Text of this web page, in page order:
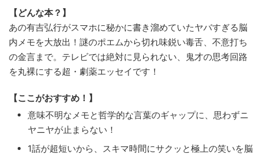
【どんな本？】
あの有吉弘行がスマホに秘かに書き溜めていたヤバすぎる脳
内メモを大放出！謎のポエムから切れ味鋭い毒舌、不意打ち
の金言まで。テレビでは絶対に見られない、鬼才の思考回路
を丸裸にする超・劇薬エッセイです！
【ここがおすすめ！】
意味不明なメモと哲学的な言葉のギャップに、思わずニ
ヤニヤが止まらない！
1話が超短いから、スキマ時間にサクッと極上の笑いを脳